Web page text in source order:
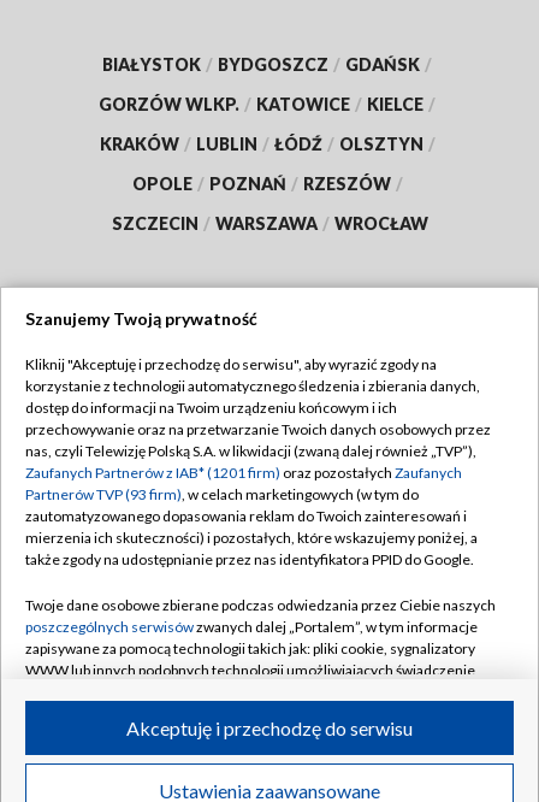
BIAŁYSTOK / BYDGOSZCZ / GDAŃSK /
GORZÓW WLKP. / KATOWICE / KIELCE /
KRAKÓW / LUBLIN / ŁÓDŹ / OLSZTYN /
OPOLE / POZNAŃ / RZESZÓW /
SZCZECIN / WARSZAWA / WROCŁAW
TVP
Abonament TVP
Emisja w TVP
Centrum informacji TVP
Naziemna Telewizja Cyfrowa
Rada Programowa
System NOS
Informacje o nadawcy
Program dla prasy
Regulamin TVP
Polityka prywatności
Moje zgody
Pomoc
Kontakt
Kanały
©2026 Telewizja Polska S.A. w likwidacji
Szanujemy Twoją prywatność
Kliknij "Akceptuję i przechodzę do serwisu", aby wyrazić zgody na
korzystanie z technologii automatycznego śledzenia i zbierania danych,
dostęp do informacji na Twoim urządzeniu końcowym i ich
przechowywanie oraz na przetwarzanie Twoich danych osobowych przez
nas, czyli Telewizję Polską S.A. w likwidacji (zwaną dalej również „TVP”),
Zaufanych Partnerów z IAB* (1201 firm) oraz pozostałych Zaufanych
Partnerów TVP (93 firm), w celach marketingowych (w tym do
zautomatyzowanego dopasowania reklam do Twoich zainteresowań i
mierzenia ich skuteczności) i pozostałych, które wskazujemy poniżej, a
także zgody na udostępnianie przez nas identyfikatora PPID do Google.
Twoje dane osobowe zbierane podczas odwiedzania przez Ciebie naszych
poszczególnych serwisówzwanych dalej „Portalem”, w tym informacje
zapisywane za pomocą technologii takich jak: pliki cookie, sygnalizatory
WWW lub innych podobnych technologii umożliwiających świadczenie
ruchu w Internecie.
Twoje dane osobowe zbierane podczas odwiedzania przez Ciebie
Ustawienia zaawansowane
Akceptuję i przechodzę do serwisu